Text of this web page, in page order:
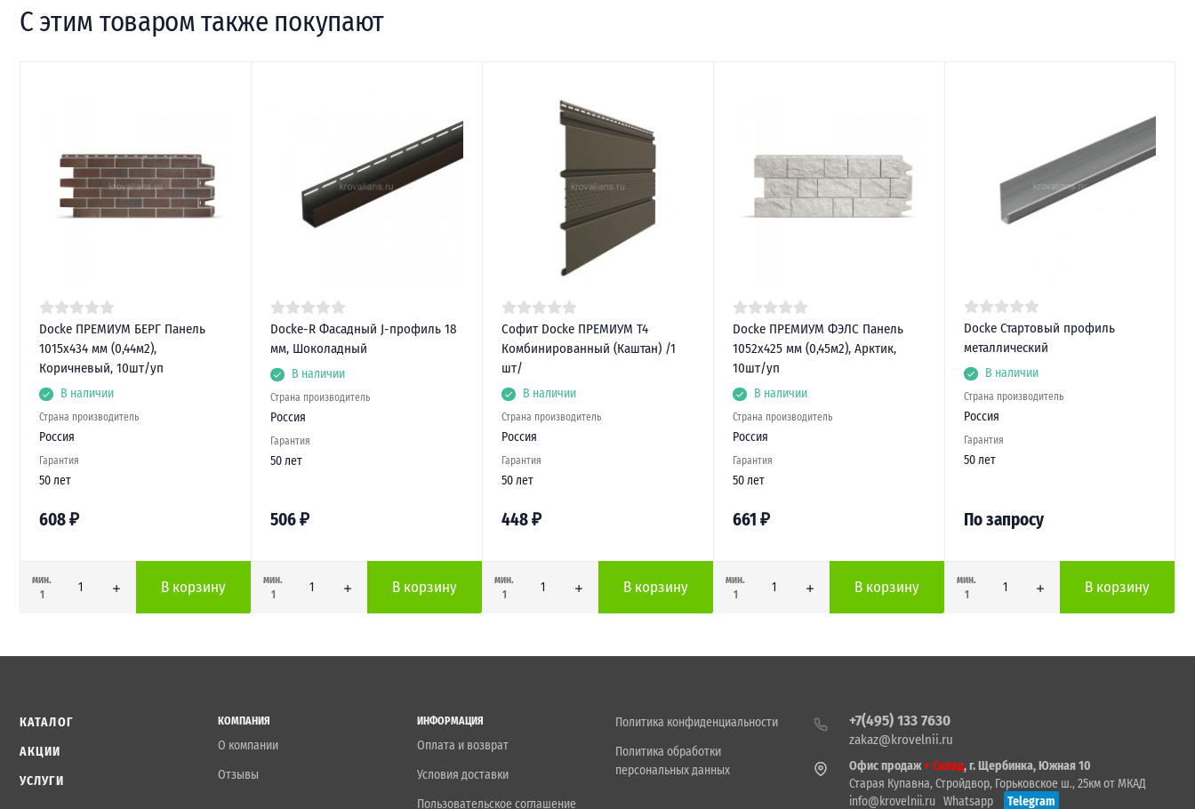
С этим товаром также покупают
Docke ПРЕМИУМ БЕРГ Панель
1015х434 мм (0,44м2),
Коричневый, 10шт/уп
В наличии
Страна производитель
Россия
Гарантия
50 лет
608₽
мин.
1
В корзину
Docke-R Фасадный J-профиль 18
мм, Шоколадный
В наличии
Страна производитель
Россия
Гарантия
50 лет
506₽
мин.
1
В корзину
Софит Docke ПРЕМИУМ Т4
Комбинированный (Каштан) /1
шт/
В наличии
Страна производитель
Россия
Гарантия
50 лет
448₽
мин.
1
В корзину
Docke ПРЕМИУМ ФЭЛС Панель
1052х425 мм (0,45м2), Арктик,
10шт/уп
В наличии
Страна производитель
Россия
Гарантия
50 лет
661 ₽
мин.
1
В корзину
Docke Стартовый профиль
металлический
В наличии
Страна производитель
Россия
Гарантия
50 лет
По запросу
мин.
1
В корзину
КАТАЛОГ
АКЦИИ
УСЛУГИ
КОМПАНИЯ
О компании
Отзывы
ИНФОРМАЦИЯ
Оплата и возврат
Условия доставки
Пользовательское соглашение
Политика конфиденциальности
Политика обработки
персональных данных
+7(495) 133 7630
zakaz@krovelnii.ru
Офис продаж+ Склад, г. Щербинка, Южная 10
Старая Купавна, Стройдвор, Горьковское ш., 25км от МКАД
info@krovelnii.ru
Whatsapp Telegram